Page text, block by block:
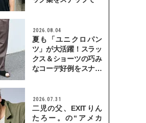
2026.08.04
夏も「ユニクロパン
ツ」が大活躍！スラッ
クス＆ショーツの巧み
なコーデ好例をスナッ
2026.07.31
二児の父、EXITりん
たろー。の“アメカ